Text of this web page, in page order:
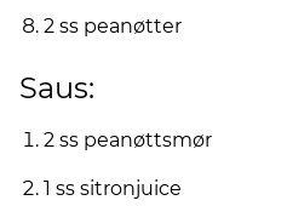
2 ss peanøtter
Saus:
2 ss peanøttsmør
1 ss sitronjuice